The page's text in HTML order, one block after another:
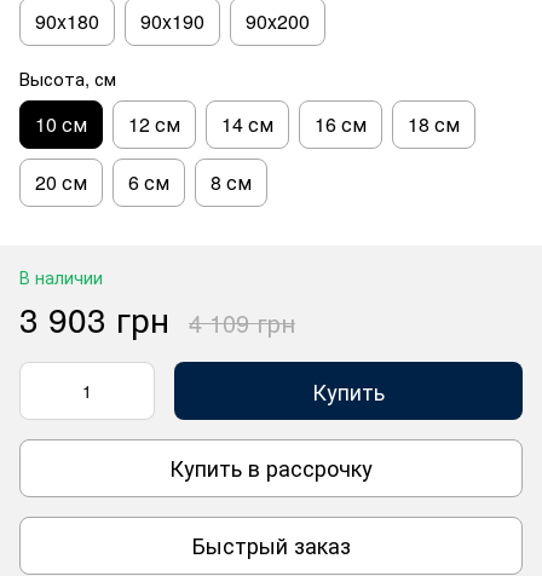
90x180 90x190 90x200
Высота, см
10 см 12 см 14 см 16 см 18 см
20 см 6 см 8 см
В наличии
3 903 грн 4 109 грн
Купить
Купить в рассрочку
Быстрый заказ